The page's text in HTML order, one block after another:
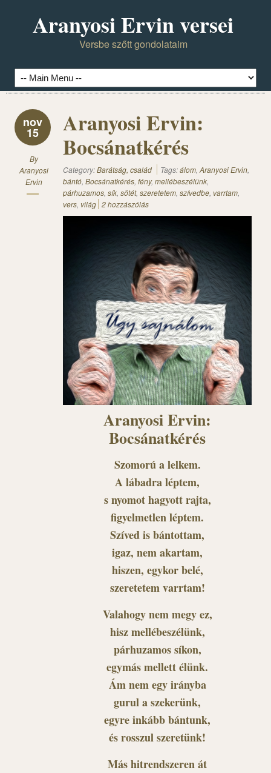
Aranyosi Ervin versei
Versbe szőtt gondolataim
nov
15
By
Aranyosi
Ervin
Aranyosi Ervin:
Bocsánatkérés
Category:Barátság, család Tags:álom, Aranyosi Ervin,
bántó, Bocsánatkérés, fény, mellébeszélünk,
párhuzamos, sík, sötét, szeretetem, szívedbe, varrtam,
vers, világ 2 hozzászólás
Aranyosi Ervin:
Bocsánatkérés
Szomorú a lelkem.
A lábadra léptem,
s nyomot hagyott rajta,
figyelmetlen léptem.
Szíved is bántottam,
igaz, nem akartam,
hiszen, egykor belé,
szeretetem varrtam!
Valahogy nem megy ez,
hisz mellébeszélünk,
párhuzamos síkon,
egymás mellett élünk.
Ám nem egy irányba
gurul a szekerünk,
egyre inkább bántunk,
és rosszul szeretünk!
Más hitrendszeren át